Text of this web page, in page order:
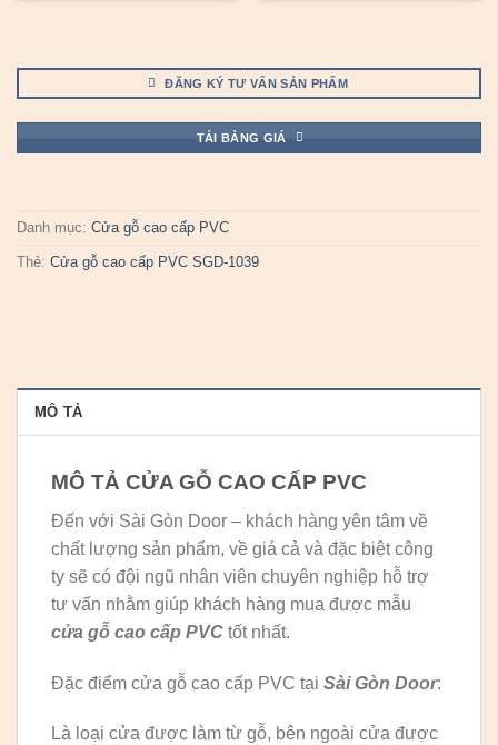
ĐĂNG KÝ TƯ VẤN SẢN PHẨM
TẢI BẢNG GIÁ
Danh mục: Cửa gỗ cao cấp PVC
Thẻ: Cửa gỗ cao cấp PVC SGD-1039
MÔ TẢ
MÔ TẢ CỬA GỖ CAO CẤP PVC
Đến với Sài Gòn Door – khách hàng yên tâm về
chất lượng sản phẩm, về giá cả và đặc biệt công
ty sẽ có đội ngũ nhân viên chuyên nghiệp hỗ trợ
tư vấn nhằm giúp khách hàng mua được mẫu
cửa gỗ cao cấp PVC tốt nhất.
Đặc điểm cửa gỗ cao cấp PVC tại Sài Gòn Door:
Là loại cửa được làm từ gỗ, bên ngoài cửa được